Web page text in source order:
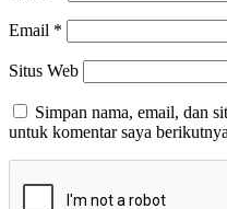
Email *
Situs Web
Simpan nama, email, dan
untuk komentar saya